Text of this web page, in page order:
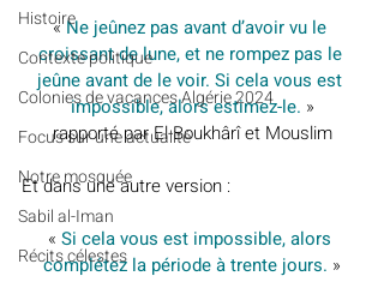
Histoire
Contexte politique
Colonies de vacances Algérie 2024
​​Focus sur une actualité
Notre mosquée
Sabil al-Iman
Récits célestes
« Ne jeûnez pas avant d’avoir vu le
croissant de lune, et ne rompez pas le
jeûne avant de le voir. Si cela vous est
impossible, alors estimez-le. »
rapporté par El-Boukhârî et Mouslim
Et dans une autre version :
« Si cela vous est impossible, alors
complétez la période à trente jours. »